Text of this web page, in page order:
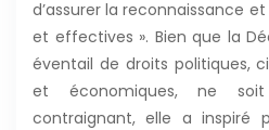
d’assurer la reconnaissance
et effectives ». Bien que la
éventail de droits politiques,
et économiques, ne
contraignant, elle a inspiré